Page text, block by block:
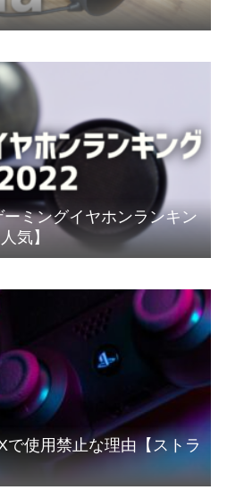
ミングイヤホンランキン
気】
で使用禁止な理由【ストラ